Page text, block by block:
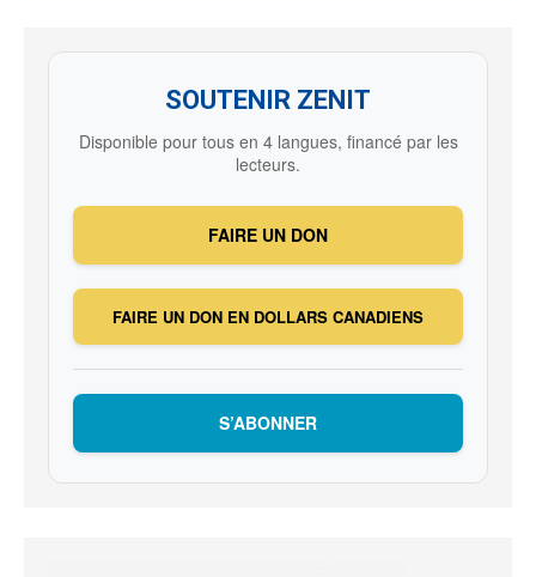
SOUTENIR ZENIT
Disponible pour tous en 4 langues, financé par les
lecteurs.
FAIRE UN DON
FAIRE UN DON EN DOLLARS CANADIENS
S’ABONNER